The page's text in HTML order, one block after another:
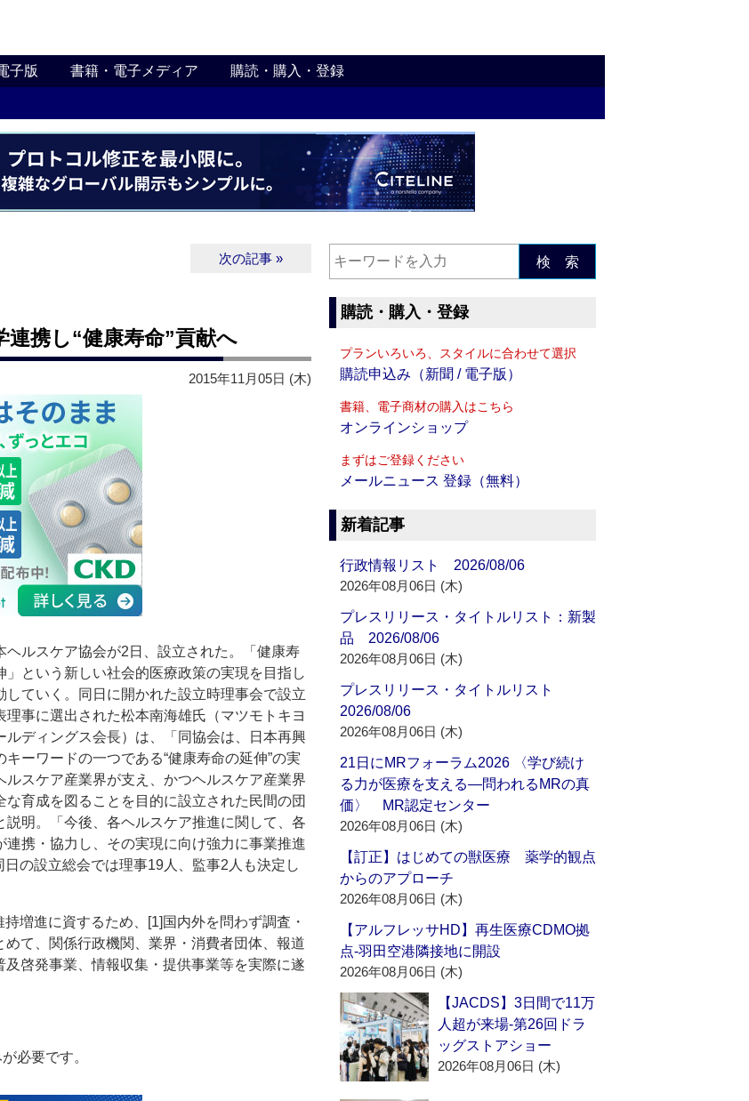
子版 書籍・電子メディア 購読・購入・登録
次の記事 »
連携し“健康寿命”貢献へ
2015年11月05日 (木)
ルスケア協会が2日、設立された。「健康寿
」という新しい社会的医療政策の実現を目指し
していく。同日に開かれた設立時理事会で設立
理事に選出された松本南海雄氏（マツモトキヨ
ルディングス会長）は、「同協会は、日本再興
キーワードの一つである“健康寿命の延伸”の実
ルスケア産業界が支え、かつヘルスケア産業界
な育成を図ることを目的に設立された民間の団
説明。「今後、各ヘルスケア推進に関して、各
連携・協力し、その実現に向け強力に事業推進
の設立総会では理事19人、監事2人も決定し
増進に資するため、[1]国内外を問わず調査・
て、関係行政機関、業界・消費者団体、報道
啓発事業、情報収集・提供事業等を実際に遂
必要です。
検 索
購読・購入・登録
プランいろいろ、スタイルに合わせて選択
購読申込み（新聞 / 電子版）
書籍、電子商材の購入はこちら
オンラインショップ
まずはご登録ください
メールニュース 登録（無料）
新着記事
行政情報リスト 2026/08/06
2026年08月06日 (木)
プレスリリース・タイトルリスト：新製
品 2026/08/06
2026年08月06日 (木)
プレスリリース・タイトルリスト
2026/08/06
2026年08月06日 (木)
21日にMRフォーラム2026 〈学び続け
る力が医療を支える―問われるMRの真
価〉 MR認定センター
2026年08月06日 (木)
【訂正】はじめての獣医療 薬学的観点
からのアプローチ
2026年08月06日 (木)
【アルフレッサHD】再生医療CDMO拠
点‐羽田空港隣接地に開設
2026年08月06日 (木)
【JACDS】3日間で11万
人超が来場‐第26回ドラ
ッグストアショー
2026年08月06日 (木)